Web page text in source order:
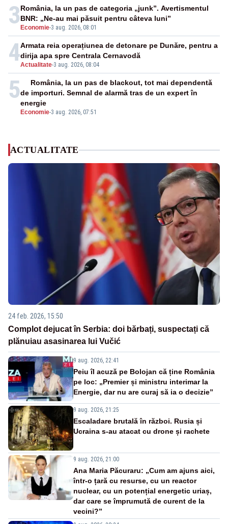
3 Economie-3 aug. 2026, 08:01
România, la un pas de categoria „junk”. Avertismentul
BNR: „Ne-au mai păsuit pentru câteva luni”
4Actualitate-3 aug. 2026, 08:04
Armata reia operațiunea de detonare pe Dunăre, pentru a
dirija apa spre Centrala Cernavodă
5
Economie-3 aug. 2026, 07:51
România, la un pas de blackout, tot mai dependentă
de importuri. Semnal de alarmă tras de un expert în
energie
ACTUALITATE
24 feb. 2026, 15:50
Complot dejucat în Serbia: doi bărbați, suspectați că
plănuiau asasinarea lui Vučić
9 aug. 2026, 22:41
Peiu îl acuză pe Bolojan că ține România
pe loc: „Premier și ministru interimar la
Energie, dar nu are curaj să ia o decizie”
9 aug. 2026, 21:25
Escaladare brutală în război. Rusia și
Ucraina s-au atacat cu drone și rachete
9 aug. 2026, 21:00
Ana Maria Păcuraru: „Cum am ajuns aici,
într-o țară cu resurse, cu un reactor
nuclear, cu un potențial energetic uriaș,
dar care se împrumută de curent de la
vecini?”